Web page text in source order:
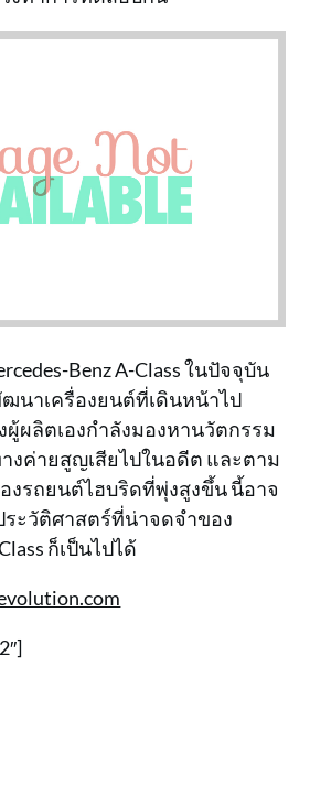
Benz A-Class ในปัจจุบัน
ฒนาเครื่องยนต์ที่เดินหน้าไป
ผู้ผลิตเองกำลังมองหานวัตกรรม
งค่ายสูญเสียไปในอดีต และตาม
งรถยนต์ไฮบริดที่พุ่งสูงขึ้น นี้อาจ
ะวัติศาสตร์ที่น่าจดจำของ
ก็เป็นไปได้